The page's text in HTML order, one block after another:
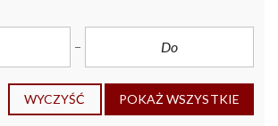
WYCZYŚĆ POKAŻ WSZYSTKIE